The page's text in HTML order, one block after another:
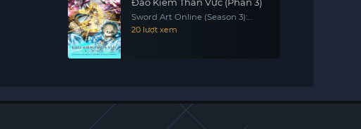
Sword Art Online (Season 3):
Alicization & War Of Underworld
20 lượt xem